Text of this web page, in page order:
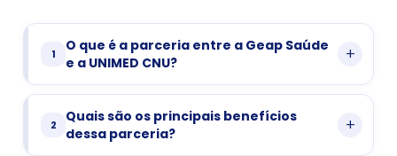
1
O que é a parceria entre a Geap Saúde
e a UNIMED CNU?
+
A parceria entre a Geap Saúde e a
UNIMED CNU é uma colaboração
2
Quais são os principais benefícios
dessa parceria?
+